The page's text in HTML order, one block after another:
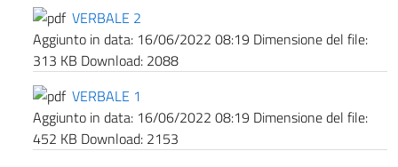
VERBALE 2
Aggiunto in data: 16/06/2022 08:19 Dimensione del file:
313 KB Download: 2088
VERBALE 1
Aggiunto in data: 16/06/2022 08:19 Dimensione del file:
452 KB Download: 2153